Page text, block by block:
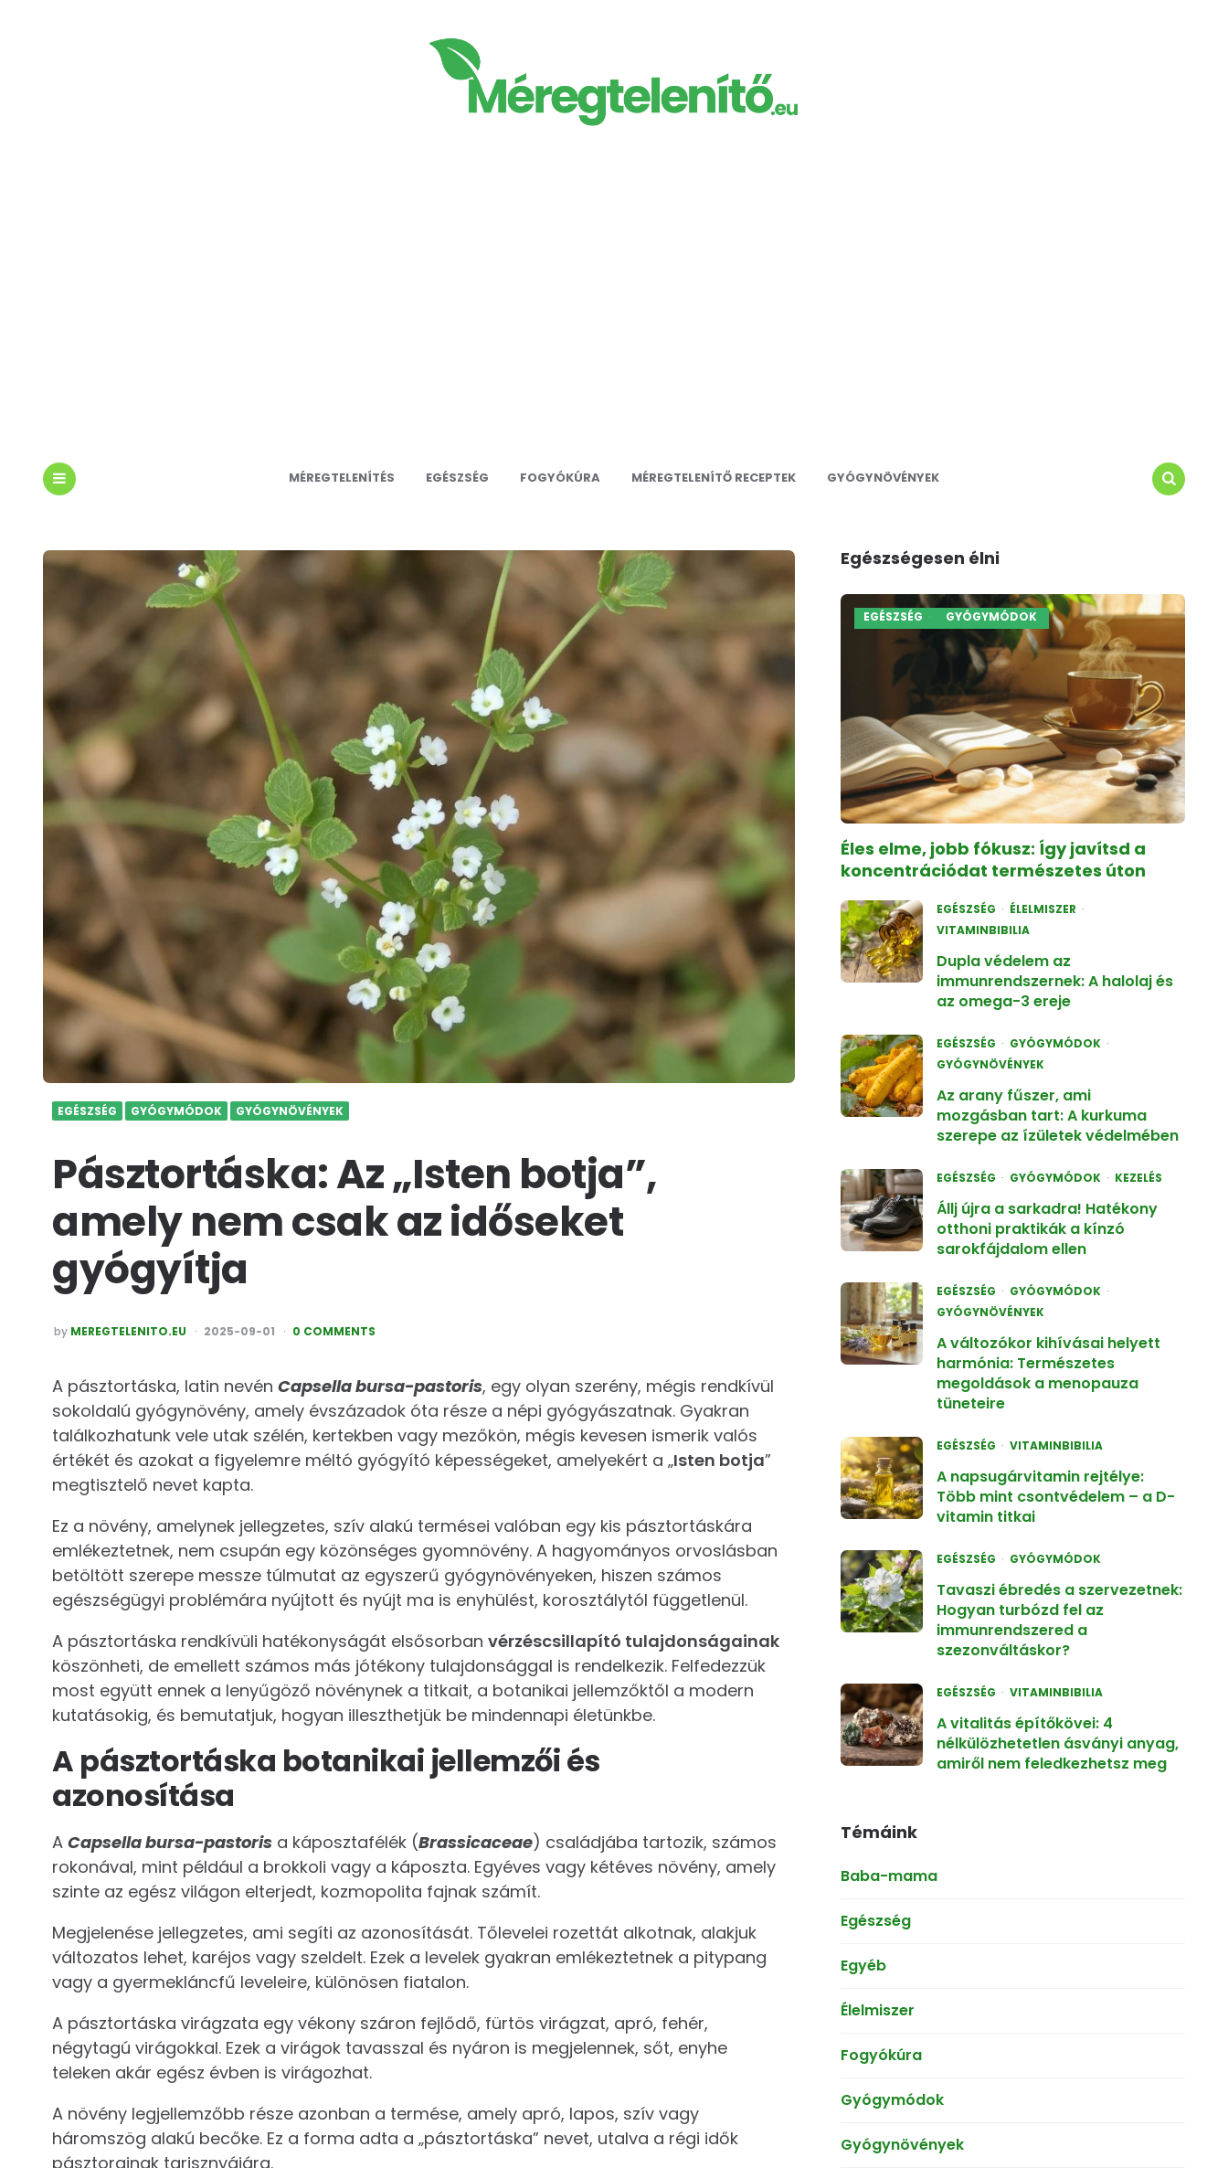
MÉREGTELENÍTÉS EGÉSZSÉG FOGYÓKÚRA MÉREGTELENÍTŐ RECEPTEK
GYÓGYNÖVÉNYEK
EGÉSZSÉG GYÓGYMÓDOK GYÓGYNÖVÉNYEK
Pásztortáska: Az „Isten botja”,
amely nem csak az időseket
gyógyítja
POSTED
by MEREGTELENITO.EU 2025-09-01 0 COMMENTS
A pásztortáska, latin nevénCapsella bursa-pastoris, egy olyan szerény, mégis rendkívül
sokoldalú gyógynövény, amely évszázadok óta része a népi gyógyászatnak. Gyakran
találkozhatunk vele utak szélén, kertekben vagy mezőkön, mégis kevesen ismerik valós
értékét és azokat a figyelemre méltó gyógyító képességeket, amelyekért a „Isten botja”
megtisztelő nevet kapta.
Ez a növény, amelynek jellegzetes, szív alakú termései valóban egy kis pásztortáskára
emlékeztetnek, nem csupán egy közönséges gyomnövény. A hagyományos orvoslásban
betöltött szerepe messze túlmutat az egyszerű gyógynövényeken, hiszen számos
egészségügyi problémára nyújtott és nyújt ma is enyhülést, korosztálytól függetlenül.
A pásztortáska rendkívüli hatékonyságát elsősorbanvérzéscsillapító tulajdonságainak
köszönheti, de emellett számos más jótékony tulajdonsággal is rendelkezik. Felfedezzük
most együtt ennek a lenyűgöző növénynek a titkait, a botanikai jellemzőktől a modern
kutatásokig, és bemutatjuk, hogyan illeszthetjük be mindennapi életünkbe.
A pásztortáska botanikai jellemzői és
azonosítása
ACapsella bursa-pastoris a káposztafélék (Brassicaceae) családjába tartozik, számos
rokonával, mint például a brokkoli vagy a káposzta. Egyéves vagy kétéves növény, amely
szinte az egész világon elterjedt, kozmopolita fajnak számít.
Megjelenése jellegzetes, ami segíti az azonosítását. Tőlevelei rozettát alkotnak, alakjuk
változatos lehet, karéjos vagy szeldelt. Ezek a levelek gyakran emlékeztetnek a pitypang
vagy a gyermekláncfű leveleire, különösen fiatalon.
A pásztortáska virágzata egy vékony száron fejlődő, fürtös virágzat, apró, fehér,
négytagú virágokkal. Ezek a virágok tavasszal és nyáron is megjelennek, sőt, enyhe
teleken akár egész évben is virágozhat.
A növény legjellemzőbb része azonban a termése, amely apró, lapos, szív vagy
háromszög alakú becőke. Ez a forma adta a „pásztortáska” nevet, utalva a régi idők
pásztorainak tarisznyájára.
Egészségesen élni
EGÉSZSÉG GYÓGYMÓDOK
Éles elme, jobb fókusz: Így javítsd a
koncentrációdat természetes úton
EGÉSZSÉG
ÉLELMISZER
VITAMINBIBILIA
Dupla védelem az
immunrendszernek: A halolaj és
az omega-3 ereje
EGÉSZSÉG
GYÓGYMÓDOK
GYÓGYNÖVÉNYEK
Az arany fűszer, ami
mozgásban tart: A kurkuma
szerepe az ízületek védelmében
EGÉSZSÉG GYÓGYMÓDOK KEZELÉS
Állj újra a sarkadra! Hatékony
otthoni praktikák a kínzó
sarokfájdalom ellen
EGÉSZSÉG
GYÓGYMÓDOK
GYÓGYNÖVÉNYEK
A változókor kihívásai helyett
harmónia: Természetes
megoldások a menopauza
tüneteire
EGÉSZSÉG VITAMINBIBILIA
A napsugárvitamin rejtélye:
Több mint csontvédelem – a D-
vitamin titkai
EGÉSZSÉG GYÓGYMÓDOK
Tavaszi ébredés a szervezetnek:
Hogyan turbózd fel az
immunrendszered a
szezonváltáskor?
EGÉSZSÉG VITAMINBIBILIA
A vitalitás építőkövei: 4
nélkülözhetetlen ásványi anyag,
amiről nem feledkezhetsz meg
Témáink
Baba-mama
Egészség
Egyéb
Élelmiszer
Fogyókúra
Gyógymódok
Gyógynövények